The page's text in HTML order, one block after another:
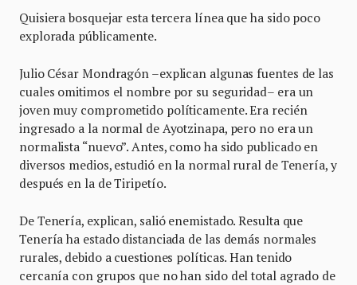
Quisiera bosquejar esta tercera línea que ha sido poco
explorada públicamente.
Julio César Mondragón –explican algunas fuentes de las
cuales omitimos el nombre por su seguridad– era un
joven muy comprometido políticamente. Era recién
ingresado a la normal de Ayotzinapa, pero no era un
normalista “nuevo”. Antes, como ha sido publicado en
diversos medios, estudió en la normal rural de Tenería, y
después en la de Tiripetío.
De Tenería, explican, salió enemistado. Resulta que
Tenería ha estado distanciada de las demás normales
rurales, debido a cuestiones políticas. Han tenido
cercanía con grupos que no han sido del total agrado de